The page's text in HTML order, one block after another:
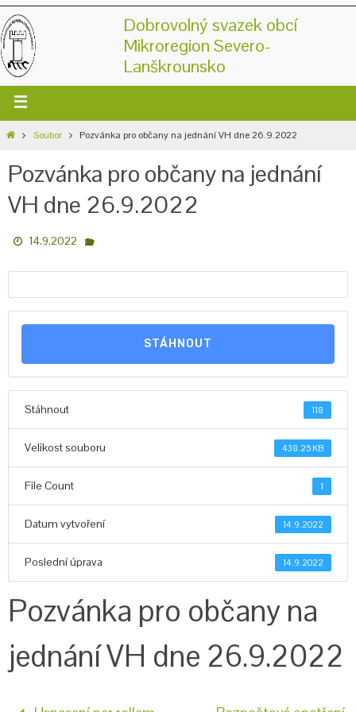
Dobrovolný svazek obcí
Mikroregion Severo-
Lanškrounsko
Soubor Pozvánka pro občany na jednání VH dne 26.9.2022
Pozvánka pro občany na jednání
VH dne 26.9.2022
14.9.2022
STÁHNOUT
Stáhnout 118
Velikost souboru 438.25 KB
File Count 1
Datum vytvoření 14.9.2022
Poslední úprava 14.9.2022
Pozvánka pro občany na
jednání VH dne 26.9.2022